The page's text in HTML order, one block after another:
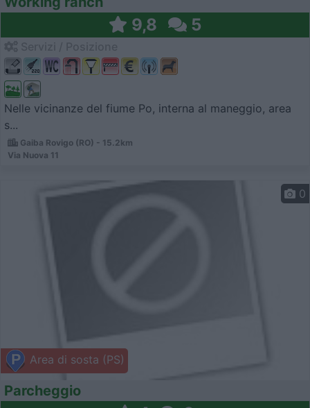
9,8 5
Nelle vicinanze del fiume Po, interna al maneggio, area
s...
Gaiba Rovigo (RO) - 15.2km
Via Nuova 11
Area di sosta (PS)
0
Parcheggio